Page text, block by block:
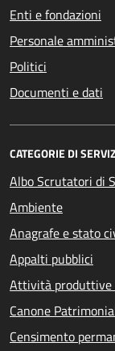
Enti e fondazioni
Personale
Politici
Documenti e dati
CATEGORIE DI
Albo Scrutatori di
Ambiente
Anagrafe e stato
Appalti pubblici
Attività produttive
Canone
Censimento